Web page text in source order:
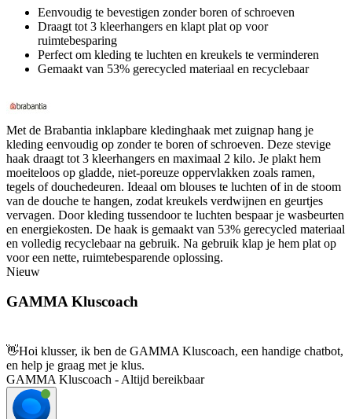
Eenvoudig te bevestigen zonder boren of schroeven
Draagt tot 3 kleerhangers en klapt plat op voor
ruimtebesparing
Perfect om kleding te luchten en kreukels te verminderen
Gemaakt van 53% gerecycled materiaal en recyclebaar
Met de Brabantia inklapbare kledinghaak met zuignap hang je
kleding eenvoudig op zonder te boren of schroeven. Deze stevige
haak draagt tot 3 kleerhangers en maximaal 2 kilo. Je plakt hem
moeiteloos op gladde, niet-poreuze oppervlakken zoals ramen,
tegels of douchedeuren. Ideaal om blouses te luchten of in de stoom
van de douche te hangen, zodat kreukels verdwijnen en geurtjes
vervagen. Door kleding tussendoor te luchten bespaar je wasbeurten
en energiekosten. De haak is gemaakt van 53% gerecycled materiaal
en volledig recyclebaar na gebruik. Na gebruik klap je hem plat op
voor een nette, ruimtebesparende oplossing.
Nieuw
GAMMA Kluscoach
👋Hoi klusser, ik ben de GAMMA Kluscoach, een handige chatbot,
en help je graag met je klus.
GAMMA Kluscoach - Altijd bereikbaar